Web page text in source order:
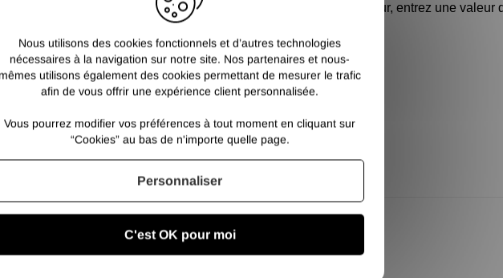
Pour sélectionner une longueur, entrez une valeur
Nous utilisons des cookies fonctionnels et d’autres technologies
nécessaires à la navigation sur notre site. Nos partenaires et nous-
utilisons également des cookies permettant de mesurer le trafic
afin de vous offrir une expérience client personnalisée.
Vous pourrez modifier vos préférences à tout moment en cliquant sur
“Cookies” au bas de n'importe quelle page.
C'est OK pour moi
Personnaliser